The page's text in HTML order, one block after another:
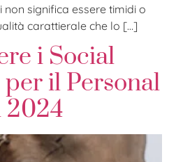
non significa essere timidi o
carattierale che lo […]
i Social
il Personal
2024